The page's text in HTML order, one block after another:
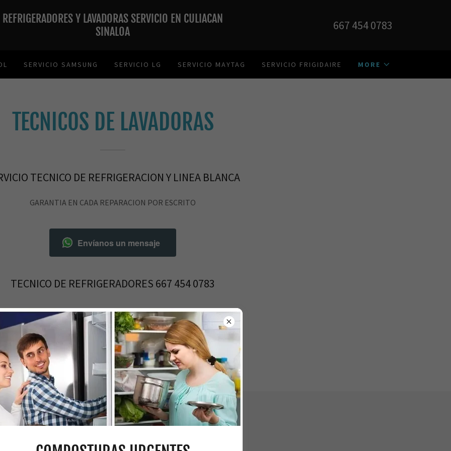
REFRIGERADORES Y LAVADORAS SERVICIO EN CULIACAN
SINALOA
667 454 0783
SERVICIO SAMSUNG SERVICIO LG SERVICIO MAYTAG SERVICIO FRIGIDAIRE MORE
TECNICOS DE LAVADORAS
TECNICO DE REFRIGERACION Y LINEA BLANCA
GARANTIA EN CADA REPARACION POR ESCRITO
Envíanos un mensaje
TECNICO DE REFRIGERADORES 667 454 0783
REPARACIONES URGENTES
Open today 07:30 – 21:00
FALLAS COMUNES